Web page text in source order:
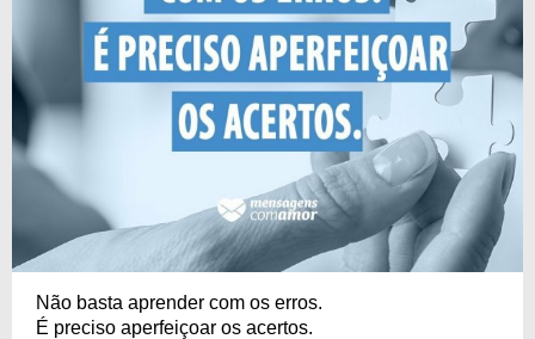
Não basta aprender com os erros.
É preciso aperfeiçoar os acertos.